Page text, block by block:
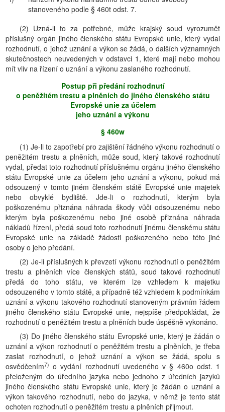
stanoveného podle § 460t odst. 7.
(2) Uzná-li to za potřebné, může krajský soud vyrozumět
příslušný orgán jiného členského státu Evropské unie, který vydal
rozhodnutí, o jehož uznání a výkon se žádá, o dalších významných
skutečnostech neuvedených v odstavci 1, které mají nebo mohou
mít vliv na řízení o uznání a výkonu zaslaného rozhodnutí.
Postup při předání rozhodnutí
o peněžitém trestu a plněních do jiného členského státu
Evropské unie za účelem
jeho uznání a výkonu
§ 460w
(1) Je-li to zapotřebí pro zajištění řádného výkonu rozhodnutí o
peněžitém trestu a plněních, může soud, který takové rozhodnutí
vydal, předat toto rozhodnutí příslušnému orgánu jiného členského
státu Evropské unie za účelem jeho uznání a výkonu, pokud má
odsouzený v tomto jiném členském státě Evropské unie majetek
nebo obvyklé bydliště. Jde-li o rozhodnutí, kterým byla
poškozenému přiznána náhrada škody vůči odsouzenému nebo
kterým byla poškozenému nebo jiné osobě přiznána náhrada
nákladů řízení, předá soud toto rozhodnutí jinému členskému státu
Evropské unie na základě žádosti poškozeného nebo této jiné
osoby o jeho předání.
(2) Je-li příslušných k převzetí výkonu rozhodnutí o peněžitém
trestu a plněních více členských států, soud takové rozhodnutí
předá do toho státu, ve kterém lze vzhledem k majetku
odsouzeného v tomto státě, a případně též vzhledem k podmínkám
uznání a výkonu takového rozhodnutí stanoveným právním řádem
jiného členského státu Evropské unie, nejspíše předpokládat, že
rozhodnutí o peněžitém trestu a plněních bude úspěšně vykonáno.
(3) Do jiného členského státu Evropské unie, který je žádán o
uznání a výkon rozhodnutí o peněžitém trestu a plněních, je třeba
zaslat rozhodnutí, o jehož uznání a výkon se žádá, spolu s
osvědčením7) o vydání rozhodnutí uvedeného v § 460o odst. 1
přeloženým do úředního jazyka nebo jednoho z úředních jazyků
jiného členského státu Evropské unie, který je žádán o uznání a
výkon takového rozhodnutí, nebo do jazyka, v němž je tento stát
ochoten rozhodnutí o peněžitém trestu a plněních přijmout.